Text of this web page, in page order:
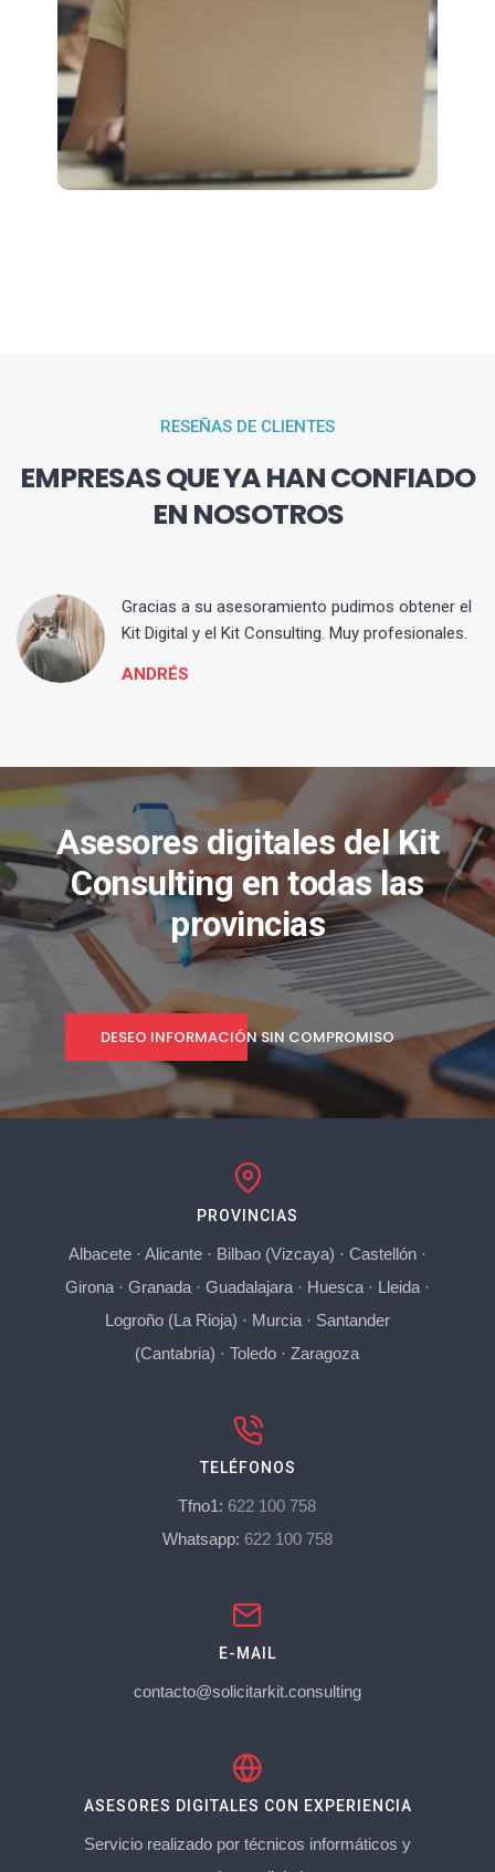
RESEÑAS DE CLIENTES
EMPRESAS QUE YA HAN CONFIADO
EN NOSOTROS
Gracias a su asesoramiento pudimos obtener el
Kit Digital y el Kit Consulting. Muy profesionales.
ANDRÉS
Asesores digitales del Kit
Consulting en todas las
provincias
DESEO INFORMACIÓN SIN COMPROMISO
PROVINCIAS
Albacete· Alicante· Bilbao (Vizcaya) · Castellón·
Girona· Granada· Guadalajara· Huesca· Lleida·
Logroño (La Rioja) · Murcia· Santander
(Cantabria) ·Toledo ·Zaragoza
TELÉFONOS
Tfno1: 622 100 758
Whatsapp: 622 100 758
E-MAIL
contacto@solicitarkit.consulting
ASESORES DIGITALES CON EXPERIENCIA
Servicio realizado por técnicos informáticos y